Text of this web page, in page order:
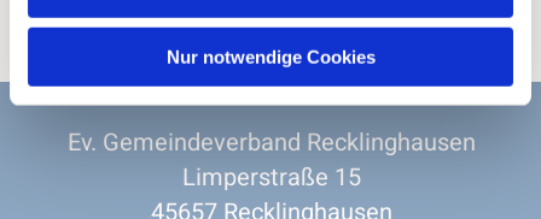
Nur notwendige Cookies
Ev. Gemeindeverband Recklinghausen
Limperstraße 15